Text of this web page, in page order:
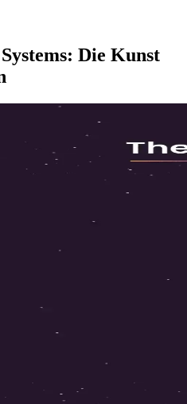
Die Kunst